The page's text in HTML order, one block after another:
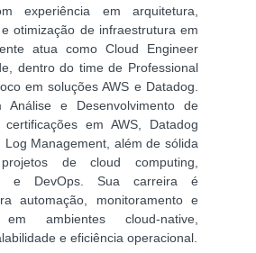
experiência em arquitetura,
otimização de infraestrutura em
atua como Cloud Engineer
dentro do time de Professional
em soluções AWS e Datadog.
Análise e Desenvolvimento de
em AWS, Datadog
Log Management, além de sólida
de cloud computing,
e DevOps. Sua carreira é
automação, monitoramento e
em ambientes cloud-native,
e eficiência operacional.